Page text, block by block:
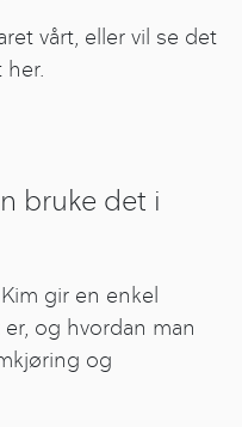
vårt, eller vil se det
her.
bruke det i
gir en enkel
og hvordan man
og